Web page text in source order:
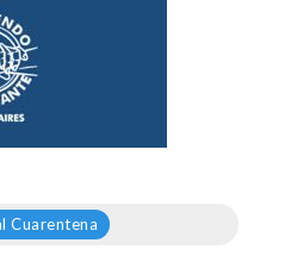
Cuarentena